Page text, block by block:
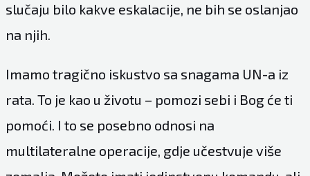
slučaju bilo kakve eskalacije, ne bih se oslanjao
na njih.
Imamo tragično iskustvo sa snagama UN-a iz
rata. To je kao u životu – pomozi sebi i Bog će ti
pomoći. I to se posebno odnosi na
multilateralne operacije, gdje učestvuje više